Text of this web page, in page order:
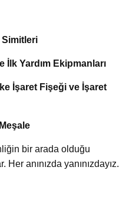
Simitleri
İlk Yardım Ekipmanları
İşaret Fişeği ve İşaret
bir arada olduğu
anınızda yanınızdayız.